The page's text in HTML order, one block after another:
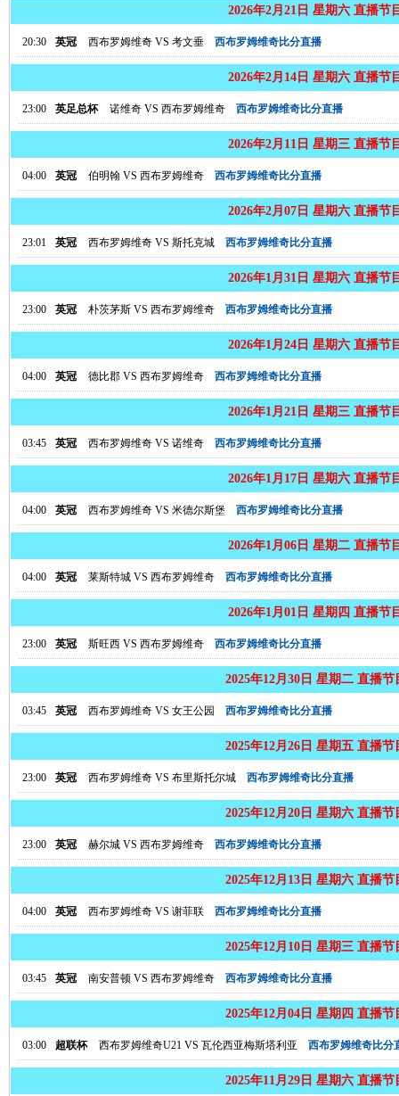
2026年2月21日 星期六 直播节
20:30 英冠 西布罗姆维奇 VS 考文垂 西布罗姆维奇比分直播
2026年2月14日 星期六 直播节
23:00 英足总杯 诺维奇 VS 西布罗姆维奇 西布罗姆维奇比分直播
2026年2月11日 星期三 直播节
04:00 英冠 伯明翰 VS 西布罗姆维奇 西布罗姆维奇比分直播
2026年2月07日 星期六 直播节
23:01 英冠 西布罗姆维奇 VS 斯托克城 西布罗姆维奇比分直播
2026年1月31日 星期六 直播节
23:00 英冠 朴茨茅斯 VS 西布罗姆维奇 西布罗姆维奇比分直播
2026年1月24日 星期六 直播节
04:00 英冠 德比郡 VS 西布罗姆维奇 西布罗姆维奇比分直播
2026年1月21日 星期三 直播节
03:45 英冠 西布罗姆维奇 VS 诺维奇 西布罗姆维奇比分直播
2026年1月17日 星期六 直播节
04:00 英冠 西布罗姆维奇 VS 米德尔斯堡 西布罗姆维奇比分直播
2026年1月06日 星期二 直播节
04:00 英冠 莱斯特城 VS 西布罗姆维奇 西布罗姆维奇比分直播
2026年1月01日 星期四 直播节
23:00 英冠 斯旺西 VS 西布罗姆维奇 西布罗姆维奇比分直播
2025年12月30日 星期二 直播节
03:45 英冠 西布罗姆维奇 VS 女王公园 西布罗姆维奇比分直播
2025年12月26日 星期五 直播节
23:00 英冠 西布罗姆维奇 VS 布里斯托尔城 西布罗姆维奇比分直播
2025年12月20日 星期六 直播节
23:00 英冠 赫尔城 VS 西布罗姆维奇 西布罗姆维奇比分直播
2025年12月13日 星期六 直播节
04:00 英冠 西布罗姆维奇 VS 谢菲联 西布罗姆维奇比分直播
2025年12月10日 星期三 直播节
03:45 英冠 南安普顿 VS 西布罗姆维奇 西布罗姆维奇比分直播
2025年12月04日 星期四 直播节
03:00 超联杯 西布罗姆维奇U21 VS 瓦伦西亚梅斯塔利亚 西布罗姆维奇比分
2025年11月29日 星期六 直播节